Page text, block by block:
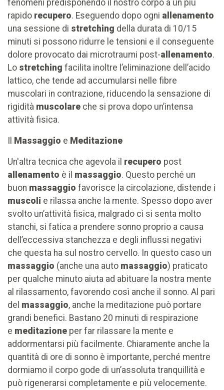
fenomeni predisponendo il nostro corpo a un più
rapido recupero. Eseguendo dopo ogni allenamento
una sessione di stretching della durata di 10/15
minuti si possono ridurre le tensioni e il conseguente
dolore provocato dai microtraumi post-allenamento.
Lo stretching facilita inoltre l’eliminazione dell’acido
lattico, che tende ad accumularsi nelle fibre
muscolari in contrazione, riducendo la sensazione di
rigidità muscolare che si prova dopo un’intensa
attività fisica.
Massaggio e Meditazione
Un'altra tecnica che agevola il recupero post
allenamento è il massaggio. Questo perché un
buon massaggio favorisce la circolazione, distende i
muscoli e rilassa anche la mente. Spesso dopo aver
svolto un’attività fisica, malgrado ci si senta molto
stanchi, si fatica a prendere sonno proprio a causa
dell’eccessiva stanchezza e degli influssi negativi
che questa ha sul nostro cervello. In questo caso un
massaggio (anche una auto massaggio) praticato
per qualche minuto aiuta ad abituare la nostra mente
al rilassamento, favorendo così anche il sonno. Al pari
del massaggio, anche la meditazione può portare
grandi benefici. Bastano 20 minuti di respirazione
e meditazione per far rilassare la mente e
addormentarsi più facilmente. Chiaramente anche la
quantità di ore di sonno è importante, perché mentre
dormiamo il corpo gode di un’assoluta tranquillità e
può rigenerarsi completamente e più velocemente.